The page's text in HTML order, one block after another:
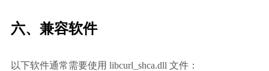
六、兼容软件
以下软件通常需要使用 libcurl_shca.dll 文件：